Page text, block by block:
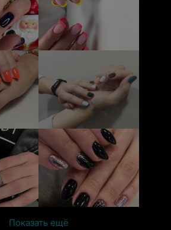
Показать ещё